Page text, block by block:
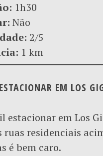
1h30
Não
2/5
1 km
EM LOS
estacionar em Los
ruas residenciais
é bem caro.